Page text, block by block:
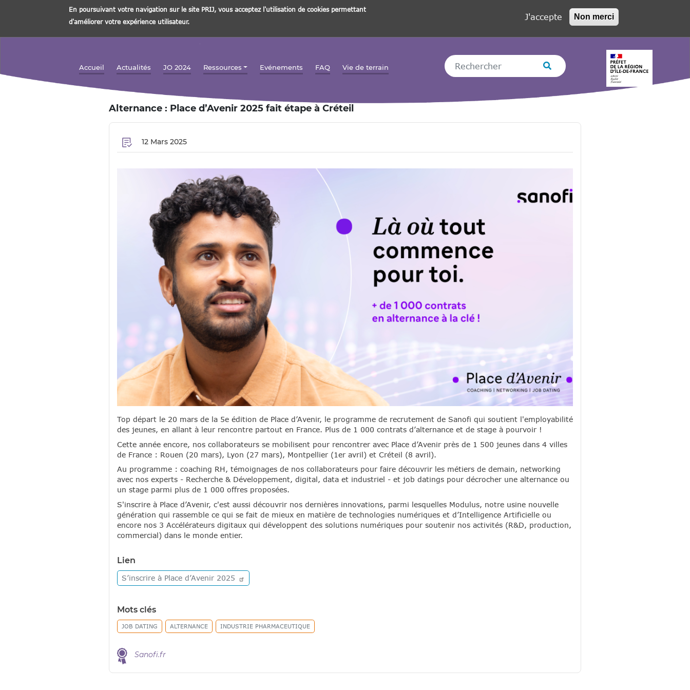
En poursuivant votre navigation sur le site PRIJ, vous acceptez l'utilisation de cookies permettant
d'améliorer votre expérience utilisateur.
J'accepte Non merci
principal
Navigation principale
Accueil Actualités JO 2024 Ressources Evénements FAQ Vie de terrain
Rechercher
Rechercher
Alternance : Place d’Avenir 2025 fait étape à Créteil
12 Mars 2025
Top départ le 20 mars de la 5e édition de Place d’Avenir, le programme de recrutement de Sanofi qui soutient l'employabilité
des jeunes, en allant à leur rencontre partout en France. Plus de 1 000 contrats d’alternance et de stage à pourvoir !
Cette année encore, nos collaborateurs se mobilisent pour rencontrer avec Place d’Avenir près de 1 500 jeunes dans 4 villes
de France : Rouen (20 mars), Lyon (27 mars), Montpellier (1er avril) et Créteil (8 avril).
Au programme : coaching RH, témoignages de nos collaborateurs pour faire découvrir les métiers de demain, networking
avec nos experts - Recherche & Développement, digital, data et industriel - et job datings pour décrocher une alternance ou
un stage parmi plus de 1 000 offres proposées.
S'inscrire à Place d’Avenir, c'est aussi découvrir nos dernières innovations, parmi lesquelles Modulus, notre usine nouvelle
génération qui rassemble ce qui se fait de mieux en matière de technologies numériques et d’Intelligence Artificielle ou
encore nos 3 Accélérateurs digitaux qui développent des solutions numériques pour soutenir nos activités (R&D, production,
commercial) dans le monde entier.
Lien
S’inscrire à Place d’Avenir 2025
Mots clés
JOB DATING ALTERNANCE INDUSTRIE PHARMACEUTIQUE
Sanofi.fr